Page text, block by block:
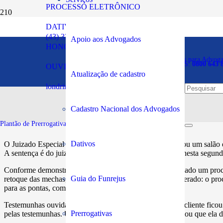
PROCESSO ELETRÔNICO
DATIVOS
HONORÁRIOS
OUVIDORIA
(43) 3294-5900
londrina@oabpr.org.br
Plantão de Prerrogativas para
SOS PRERROGATIVAS: 0800 643
Apoio aos Advogados
Atualização de cadastro
Cadastro Nacional dos Advogados
Dativos
Guia do Funrejus
Prerrogativas
Plantão de Prerrogativas da Subseção:
Salão deve indenizar
tratamento falho
O Juizado Especial Cível da comarca de Palhoça condenou um
A sentença é do juiz Murilo Leirião Consalter, publicada nesta
Conforme demonstrado nos autos, a cliente já havia realizado um
retoque das mechas, mas o resultado não saiu como o esperado: o
para as pontas, como pretendia a autora.
Testemunhas ouvidas em juízo relataram que o cabelo da cliente
pelas testemunhas. Um colega de trabalho da autora afirmou que